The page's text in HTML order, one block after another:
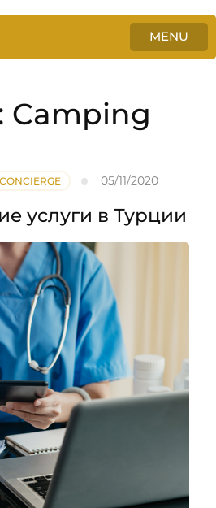
MENU
Camping
CONCIERGE 05/11/2020
услуги в Турции